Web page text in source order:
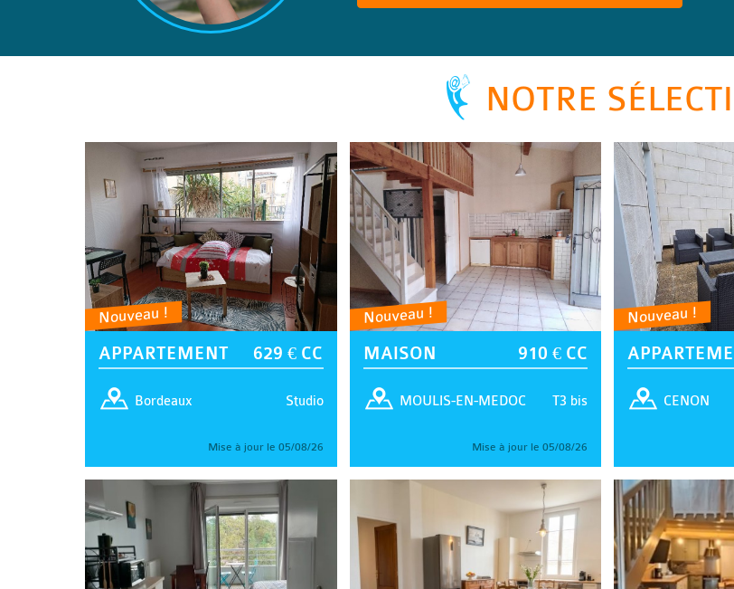
NOTRE
Nouveau !
APPARTEMENT 629 € CC
Studio
Bordeaux
Mise à jour le 05/08/26
Nouveau !
MAISON 910 € CC
T3 bis
MOULIS-EN-MEDOC
Mise à jour le 05/08/26
Nouveau !
CENON